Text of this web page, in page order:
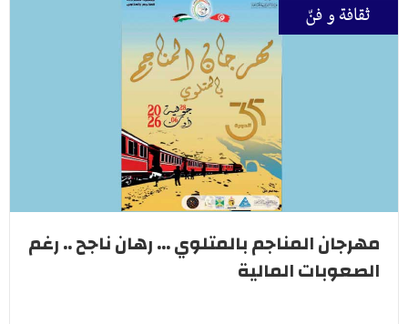
ثقافة و فنّ
مهرجان المناجم بالمتلوي ... رهان ناجح .. رغم
الصعوبات المالية